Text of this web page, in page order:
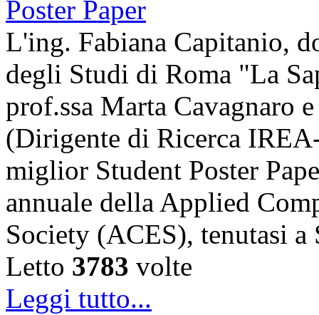
L'ing. Fabiana Capitanio,
degli Studi di Roma "La
prof.ssa Marta Cavagnaro
(Dirigente di Ricerca
miglior Student Poster
annuale della Applied
Society (ACES), tenutasi
Letto 3783 volte
Leggi tutto...